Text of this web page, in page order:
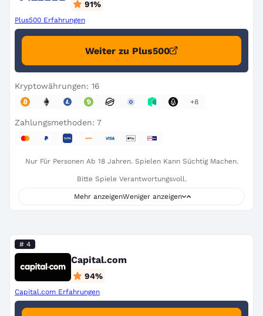
91%
Plus500 Erfahrungen
Weiter zu Plus500
Kryptowährungen: 16
+8
Zahlungsmethoden: 7
Nur Für Personen Ab 18 Jahren. Spielen Kann Süchtig Machen.
Bitte Spiele Verantwortungsvoll.
Mehr anzeigenWeniger anzeigen
# 4
Capital.com
94%
Capital.com Erfahrungen